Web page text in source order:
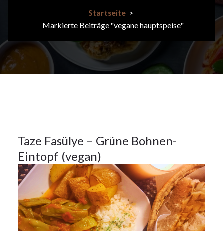
Startseite >
Markierte Beiträge "vegane hauptspeise"
28
OKT.
2024
28Okt.
Taze Fasülye – Grüne Bohnen-
Eintopf (vegan)